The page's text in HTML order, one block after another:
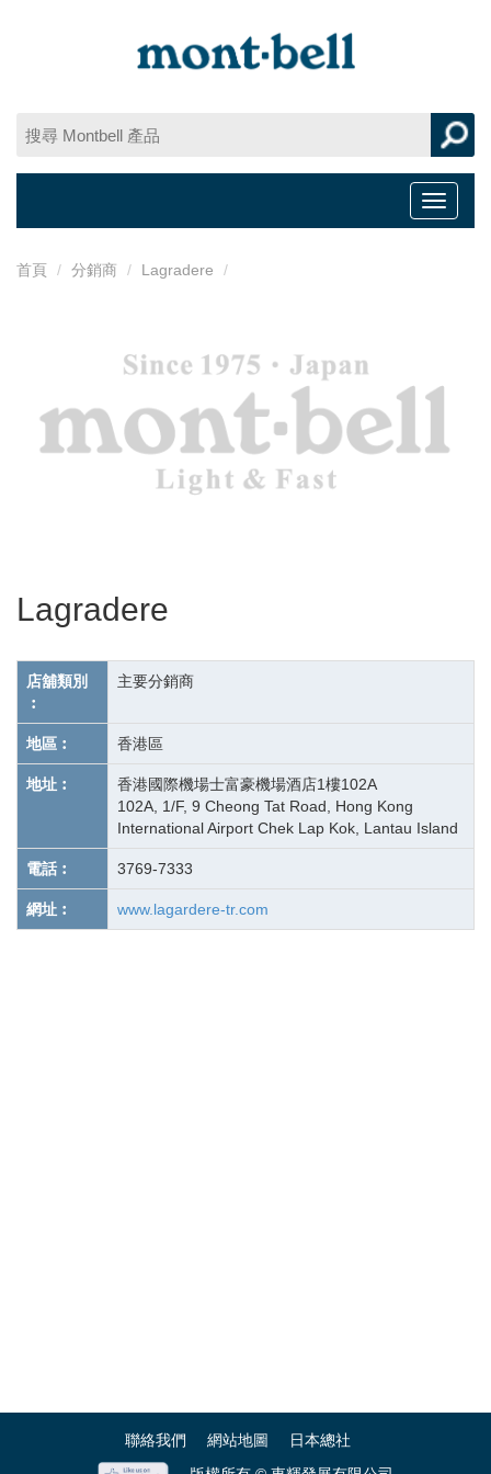
Toggle
首頁 分銷商 Lagradere
Lagradere
店舖類別
︰
主要分銷商
地區︰ 香港區
地址︰
香港國際機場士富豪機場酒店1樓102A
102A, 1/F, 9 Cheong Tat Road, Hong Kong
International Airport Chek Lap Kok, Lantau Island
電話︰ 3769-7333
網址︰ www.lagardere-tr.com
聯絡我們 網站地圖
日本總社